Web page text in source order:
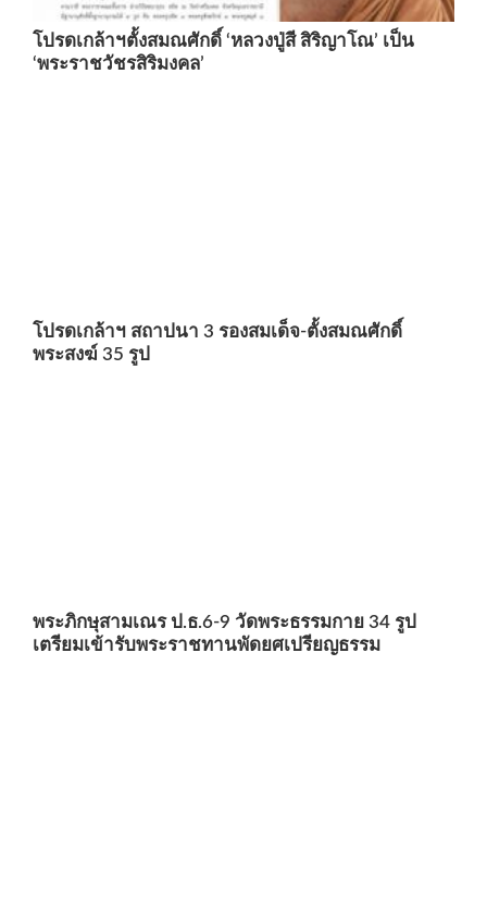
โปรดเกล้าฯตั้งสมณศักดิ์ ‘หลวงปู่สี สิริญาโณ’ เป็น
‘พระราชวัชรสิริมงคล’
โปรดเกล้าฯ สถาปนา 3 รองสมเด็จ-ตั้งสมณศักดิ์
พระสงฆ์ 35 รูป
พระภิกษุสามเณร ป.ธ.6-9 วัดพระธรรมกาย 34 รูป
เตรียมเข้ารับพระราชทานพัดยศเปรียญธรรม